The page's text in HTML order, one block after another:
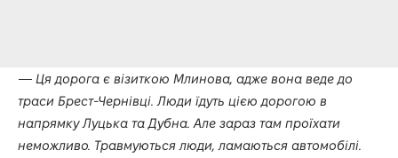
— Ця дорога є візиткою Млинова, адже вона веде до
траси Брест-Чернівці. Люди їдуть цією дорогою в
напрямку Луцька та Дубна. Але зараз там проїхати
неможливо. Травмуються люди, ламаються автомобілі.